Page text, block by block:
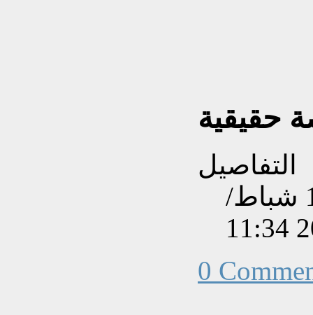
حقيقية
التفاصيل
تم إنشاءه بتاريخ السبت, 15 شباط/
0